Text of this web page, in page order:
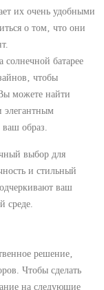
их очень удобными
о том‚ что они
батарее
чтобы
можете найти
элегантным
ваш образ.
выбор для
и стильный
ваш
среде.
решение‚
Чтобы сделать
на следующие